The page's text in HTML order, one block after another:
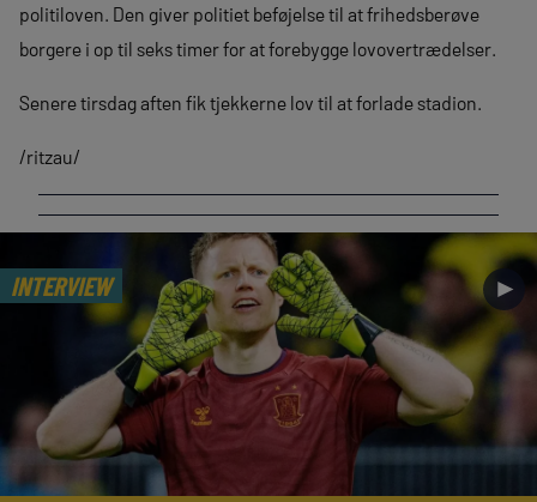
politiloven. Den giver politiet beføjelse til at frihedsberøve
borgere i op til seks timer for at forebygge lovovertrædelser.
Senere tirsdag aften fik tjekkerne lov til at forlade stadion.
/ritzau/
INTERVIEW ►